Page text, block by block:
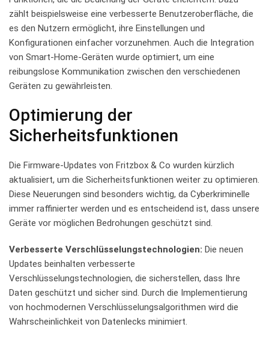
zählt beispielsweise‍ eine ⁣verbesserte Benutzeroberfläche, die
es⁤ den Nutzern ermöglicht, ihre Einstellungen und
⁢Konfigurationen einfacher vorzunehmen. Auch ‍die⁣ Integration
von​ Smart-Home-Geräten wurde optimiert, um eine
reibungslose Kommunikation zwischen den verschiedenen
Geräten zu gewährleisten.
Optimierung der
Sicherheitsfunktionen
Die Firmware-Updates von Fritzbox & Co wurden ⁣kürzlich
aktualisiert, um die Sicherheitsfunktionen weiter zu optimieren.
Diese Neuerungen sind besonders ​wichtig, da Cyberkriminelle‌
immer raffinierter‍ werden und es entscheidend⁤ ist, dass unsere⁢
Geräte vor möglichen⁤ Bedrohungen⁢ geschützt sind.
Verbesserte Verschlüsselungstechnologien: Die neuen
Updates beinhalten verbesserte
Verschlüsselungstechnologien, die sicherstellen, dass Ihre
Daten geschützt‍ und sicher sind. Durch die Implementierung
von ‍hochmodernen Verschlüsselungsalgorithmen wird die
Wahrscheinlichkeit von Datenlecks ​minimiert.